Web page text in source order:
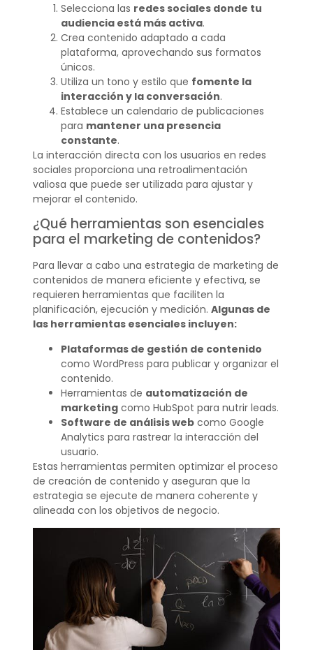
Selecciona las redes sociales donde tu
audiencia está más activa.
Crea contenido adaptado a cada
plataforma, aprovechando sus formatos
únicos.
Utiliza un tono y estilo que fomente la
interacción y la conversación.
Establece un calendario de publicaciones
para mantener una presencia
constante.
La interacción directa con los usuarios en redes
sociales proporciona una retroalimentación
valiosa que puede ser utilizada para ajustar y
mejorar el contenido.
¿Qué herramientas son esenciales
para el marketing de contenidos?
Para llevar a cabo una estrategia de marketing de
contenidos de manera eficiente y efectiva, se
requieren herramientas que faciliten la
planificación, ejecución y medición. Algunas de
las herramientas esenciales incluyen:
Plataformas de gestión de contenido
como WordPress para publicar y organizar el
contenido.
Herramientas de automatización de
marketingcomo HubSpot para nutrir leads.
Software de análisis webcomo Google
Analytics para rastrear la interacción del
usuario.
Estas herramientas permiten optimizar el proceso
de creación de contenido y aseguran que la
estrategia se ejecute de manera coherente y
alineada con los objetivos de negocio.